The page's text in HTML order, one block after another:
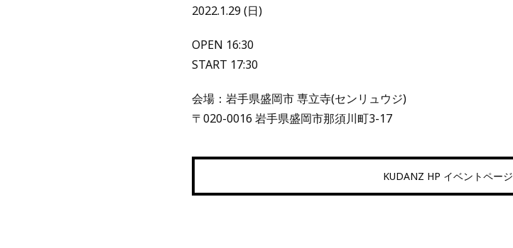
2022.1.29 (日)
OPEN 16:30
START 17:30
会場：岩手県盛岡市 専立寺(センリュウジ)
〒020-0016 岩手県盛岡市那須川町3-17
KUDANZ HP イベントページ